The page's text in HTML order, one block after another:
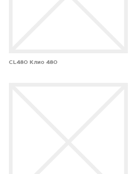
CL480 Клио 480